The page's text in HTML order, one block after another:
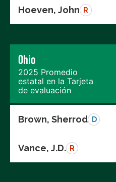
Hoeven, John R
Ohio
2025 Promedio
estatal en la Tarjeta
de evaluación
Brown, Sherrod D
Vance, J.D. R